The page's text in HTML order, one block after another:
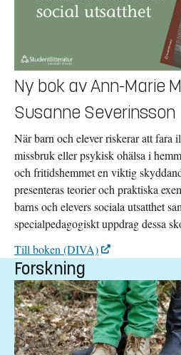
Ny bok av Ann-Marie
Susanne Severinsson
När barn och elever riskerar att fara
missbruk eller psykisk ohälsa i
och fritidshemmet en viktig
presenteras teorier och praktiska
barns och elevers sociala utsatthet
specialpedagogiskt uppdrag dessa
Till boken (DIVA)
Forskning